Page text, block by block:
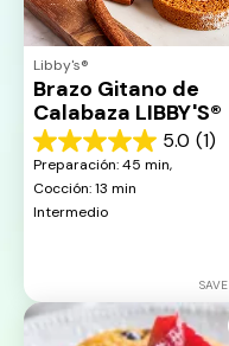
Libby's®
Brazo Gitano de
Calabaza LIBBY'S®
5.0 (1)
5.0
de
5
estrellas.
Preparación: 45 min,
Cocción: 13 min
Intermedio
SAVE